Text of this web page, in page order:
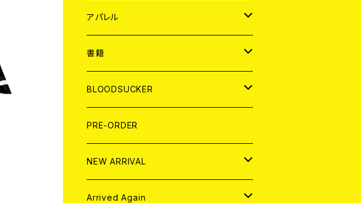
WORLD
JAPAN
７EP
LP
WORLD
7EP
LP
アパレル
JAPAN
T-shirt
HOOD
WORLD
T-shirt
HOOD
書籍
MAGAZINE
BOLLOCKS
EL ZINE
写真集 (PHOTOBOOK)
BLOODSUCKER
CD
アナログ
アパレル
PRE-ORDER
NEW ARRIVAL
CD
Arrived Again